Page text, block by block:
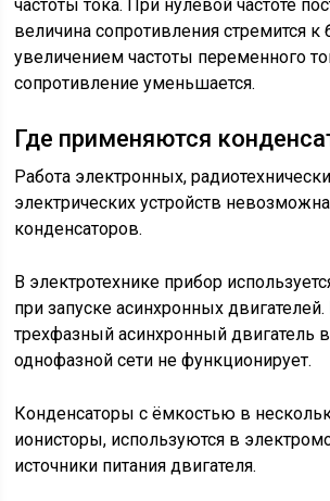
частоты тока. При нулевой частоте
величина сопротивления стремится к
увеличением частоты переменного
сопротивление уменьшается.
Где применяются
Работа электронных,
электрических устройств
конденсаторов.
В электротехнике прибор
при запуске асинхронных
трехфазный асинхронный двигатель
однофазной сети не функционирует.
Конденсаторы с ёмкостью в
ионисторы, используются в
источники питания двигателя.